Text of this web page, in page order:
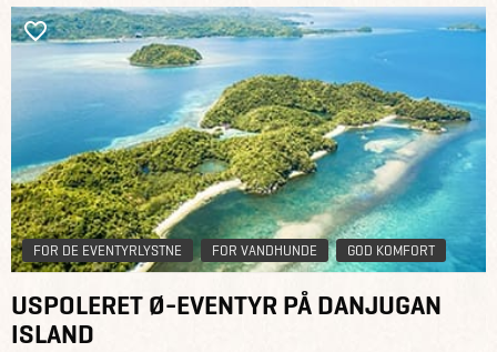
FOR DE EVENTYRLYSTNE FOR VANDHUNDE GOD KOMFORT
USPOLERET Ø-EVENTYR PÅ DANJUGAN
ISLAND